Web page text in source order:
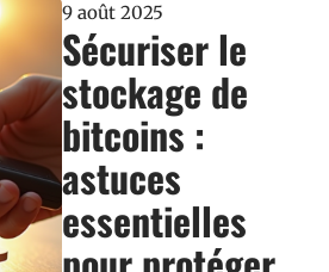
9 août 2025
Sécuriser le
stockage de
bitcoins :
astuces
essentielles